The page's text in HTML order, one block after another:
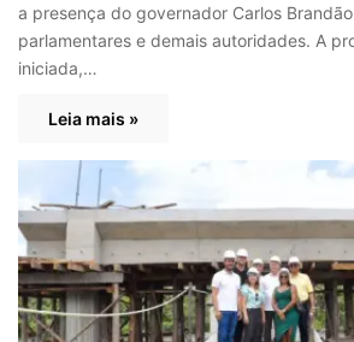
a presença do governador Carlos Brandão
parlamentares e demais autoridades. A
iniciada,…
Leia mais »